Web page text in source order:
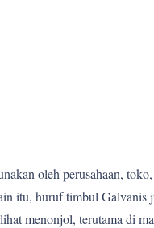
oleh perusahaan,
itu, huruf timbul
menonjol, terutama di